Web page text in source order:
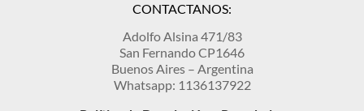
CONTACTANOS:
Adolfo Alsina 471/83
San Fernando CP1646
Buenos Aires – Argentina
Whatsapp: 1136137922